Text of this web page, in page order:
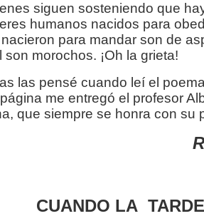
siguen sosteniendo que
humanos nacidos para
para mandar son de
morochos. ¡Oh la grieta!
las pensé cuando leí el
me entregó el profesor
que siempre se honra con su
CUANDO LA